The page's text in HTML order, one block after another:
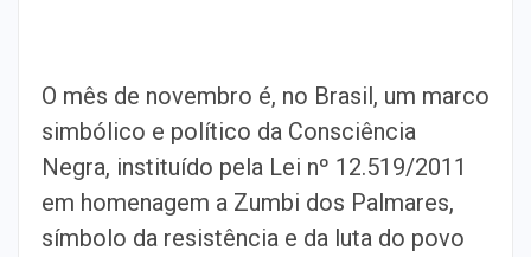
O mês de novembro é, no Brasil, um marco
simbólico e político da Consciência
Negra, instituído pela Lei nº 12.519/2011
em homenagem a Zumbi dos Palmares,
símbolo da resistência e da luta do povo